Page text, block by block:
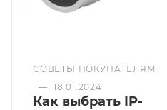
СОВЕТЫ ПОКУПАТЕЛЯМ
— 18.01.2024
Как выбрать IP-